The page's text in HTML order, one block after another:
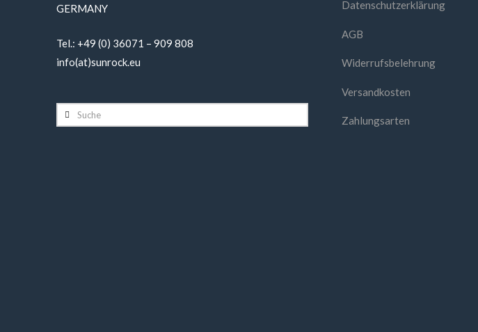
GERMANY
Tel.: +49 (0) 36071 – 909 808
info(at)sunrock.eu
Suche
Datenschutzerklärung
AGB
Widerrufsbelehrung
Versandkosten
Zahlungsarten